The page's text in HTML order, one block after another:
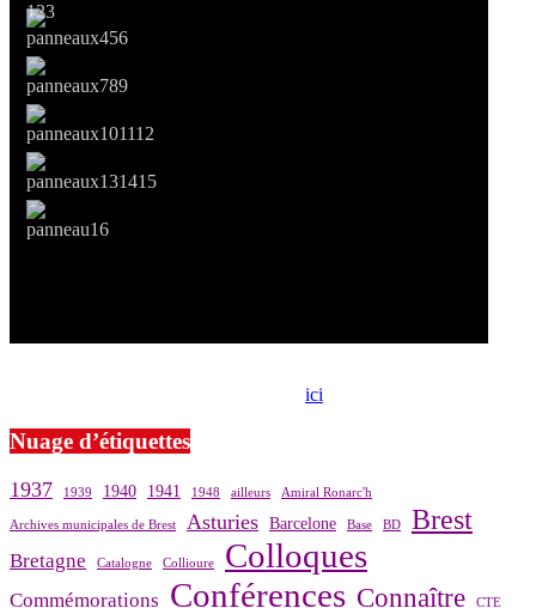
ici
Nuage d’étiquettes
1937 1939 1940 1941 1948 ailleurs Amiral Ronarc'h
Archives municipales de Brest Asturies Barcelone Base BD Brest
Bretagne Catalogne Collioure Colloques
Commémorations Conférences Connaître CTE